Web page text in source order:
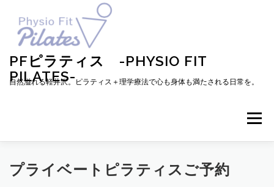
PFピラティス -PHYSIO FIT
PILATES-
自然溢れる軽井沢。ピラティス＋理学療法で心も身体も満たされる日常を。
メニュー
TOP お知らせ ピラティスとは
プライベートピラティスご予約